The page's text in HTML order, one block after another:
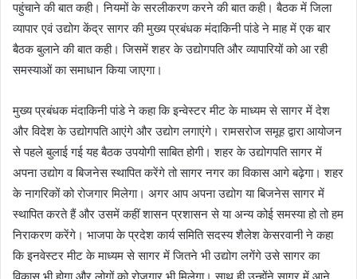
पहुंचाने की बात कही। नियमों के सरलीकरण करने की बात कही। बैठक में जिला
व्यापार एवं उद्योग केंद्र सागर की मुख्य प्रबंधक मंदाकिनी पांडे ने माह में एक बार
बैठक बुलाने की बात कही। जिसमें शहर के उद्योगपति और व्यापारियों को आ रही
समस्याओं का समाधान किया जाएगा।
मुख्य प्रबंधक मंदाकिनी पांडे ने कहा कि इन्वेस्टर मीट के माध्यम से सागर में देश
और विदेश के उद्योगपति आएंगे और उद्योग लगाएंगे। रामसरोज समूह द्वारा आयोजन
से पहले बुलाई गई यह बैठक उपयोगी साबित होगी। शहर के उद्योगपति सागर में
अपना उद्योग व बिजनेस स्थापित करेंगे तो सागर नगर का विकास आगे बढ़ेगा। शहर
के नागरिकों को रोजगार मिलेगा। अगर आप अपना उद्योग या बिजनेस सागर में
स्थापित करते हैं और उसमें कहीं शासन प्रशासन से या अन्य कोई समस्या हो तो हम
निराकरण करेंगे। भाजपा के प्रदेश कार्य समिति सदस्य शैलेश केसरवानी ने कहा
कि इनवेस्टर मीट के माध्यम से सागर में जितने भी उद्योग लगेंगे उसे सागर का